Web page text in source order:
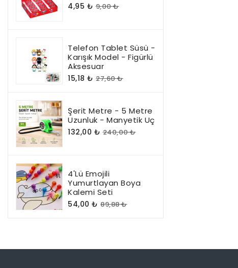
4,95 ₺ 9,00 ₺
Telefon Tablet Süsü -
Karışık Model - Figürlü
Aksesuar
15,18 ₺ 27,60 ₺
Şerit Metre - 5 Metre
Uzunluk - Manyetik Uç
132,00 ₺ 240,00 ₺
4'lü Emojili
Yumurtlayan Boya
Kalemi Seti
54,00 ₺ 89,88 ₺